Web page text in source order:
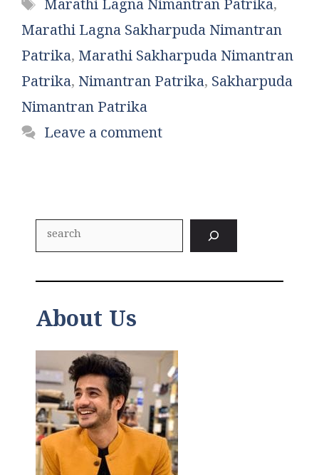
Marathi Lagna Nimantran Patrika,
Marathi Lagna Sakharpuda Nimantran
Patrika, Marathi Sakharpuda Nimantran
Patrika, Nimantran Patrika, Sakharpuda
Nimantran Patrika
Leave a comment
About Us